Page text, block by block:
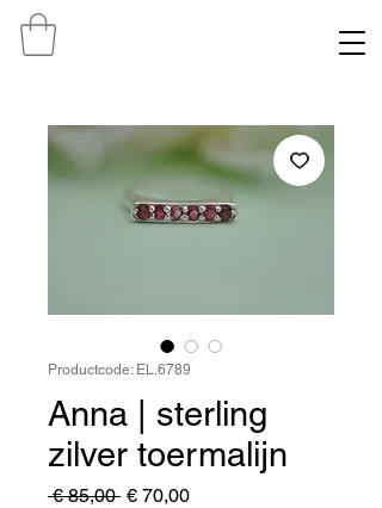
Productcode: EL.6789
Anna | sterling
zilver toermalijn
€ 85,00 Normale
€ 70,00Verkoopprijs